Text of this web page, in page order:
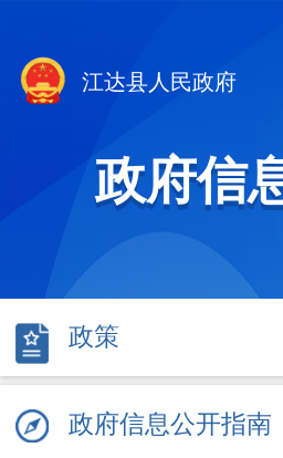
江达县人民政府
政府信
政策
政府信息公开指南